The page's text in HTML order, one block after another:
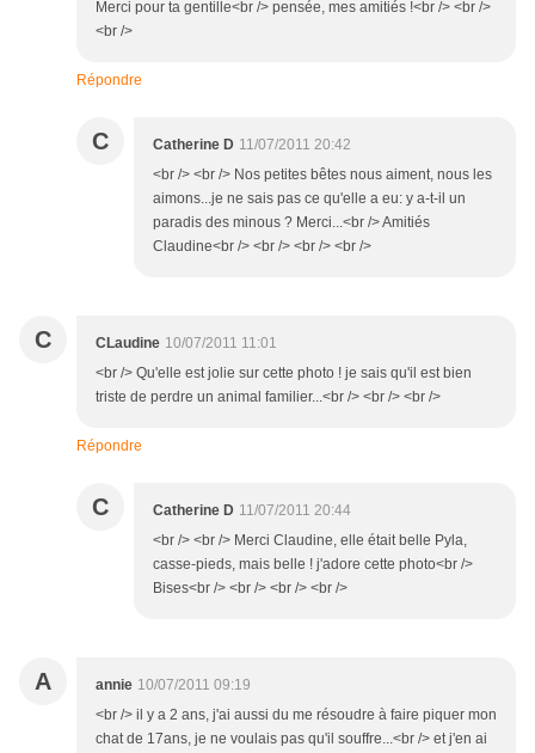
Merci pour ta gentille<br /> pensée, mes amitiés !<br /> <br />
<br />
Répondre
C Catherine D 11/07/2011 20:42
<br /> <br /> Nos petites bêtes nous aiment, nous les
aimons...je ne sais pas ce qu'elle a eu: y a-t-il un
paradis des minous ? Merci...<br /> Amitiés
Claudine<br /> <br /> <br /> <br />
C CLaudine 10/07/2011 11:01
<br /> Qu'elle est jolie sur cette photo ! je sais qu'il est bien
triste de perdre un animal familier...<br /> <br /> <br />
Répondre
C Catherine D 11/07/2011 20:44
<br /> <br /> Merci Claudine, elle était belle Pyla,
casse-pieds, mais belle ! j'adore cette photo<br />
Bises<br /> <br /> <br /> <br />
A annie 10/07/2011 09:19
<br /> il y a 2 ans, j'ai aussi du me résoudre à faire piquer mon
chat de 17ans, je ne voulais pas qu'il souffre...<br /> et j'en ai